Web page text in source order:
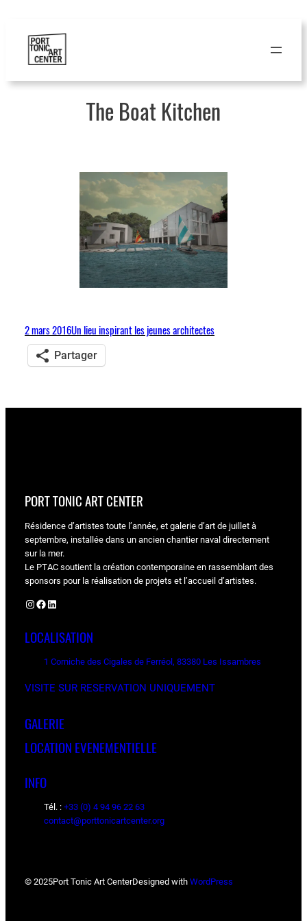
contenu
The Boat Kitchen
2 mars 2016Un lieu inspirant les jeunes architectes
Partager
PORT TONIC ART CENTER
Résidence d’artistes toute l’année, et galerie d’art de juillet à
septembre, installée dans un ancien chantier naval directement
sur la mer.
Le PTAC soutient la création contemporaine en rassemblant des
sponsors pour la réalisation de projets et l’accueil d’artistes.
Instagram Facebook LinkedIn
LOCALISATION
1 Corniche des Cigales de Ferréol, 83380 Les Issambres
VISITE SUR RESERVATION UNIQUEMENT
GALERIE
LOCATION EVENEMENTIELLE
INFO
Tél. : +33 (0) 4 94 96 22 63
contact@porttonicartcenter.org
© 2025Port Tonic Art CenterDesigned with WordPress